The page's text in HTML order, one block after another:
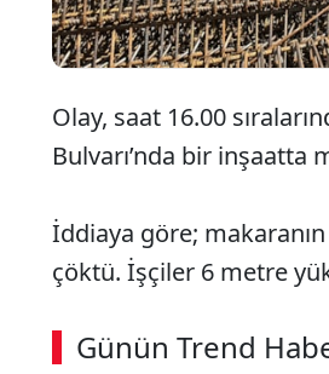
Olay, saat 16.00
Bulvarı’nda bir inşaatta
İddiaya göre;
çöktü. İşçiler 6 metre
Günün Trend